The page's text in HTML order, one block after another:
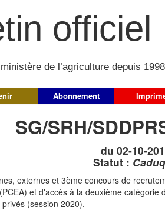
officiel
de l’agriculture depuis
Abonnement
SG/SRH/
du 02-10-
Statut :
externes et 3ème concours de
et d'accès à la deuxième
(session 2020).